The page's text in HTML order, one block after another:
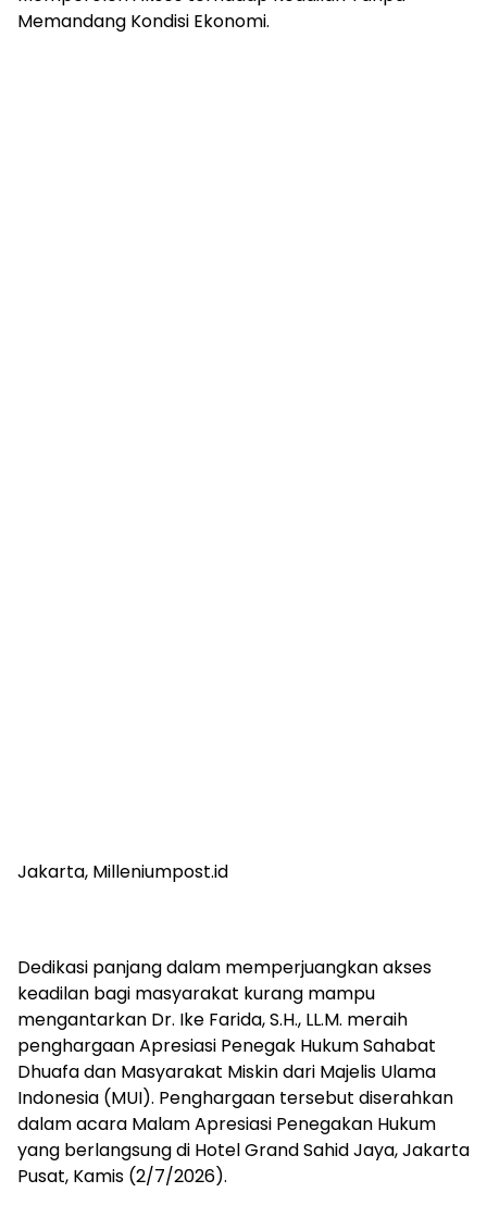
Memandang Kondisi Ekonomi.
Jakarta, Milleniumpost.id
Dedikasi panjang dalam memperjuangkan akses
keadilan bagi masyarakat kurang mampu
mengantarkan Dr. Ike Farida, S.H., LL.M. meraih
penghargaan Apresiasi Penegak Hukum Sahabat
Dhuafa dan Masyarakat Miskin dari Majelis Ulama
Indonesia (MUI). Penghargaan tersebut diserahkan
dalam acara Malam Apresiasi Penegakan Hukum
yang berlangsung di Hotel Grand Sahid Jaya, Jakarta
Pusat, Kamis (2/7/2026).